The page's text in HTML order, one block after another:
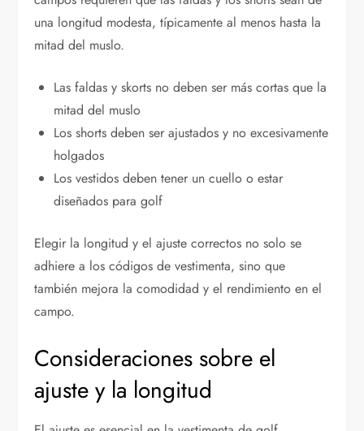
una longitud modesta, típicamente al menos hasta la
mitad del muslo.
Las faldas y skorts no deben ser más cortas que la
mitad del muslo
Los shorts deben ser ajustados y no excesivamente
holgados
Los vestidos deben tener un cuello o estar
diseñados para golf
Elegir la longitud y el ajuste correctos no solo se
adhiere a los códigos de vestimenta, sino que
también mejora la comodidad y el rendimiento en el
campo.
Consideraciones sobre el
ajuste y la longitud